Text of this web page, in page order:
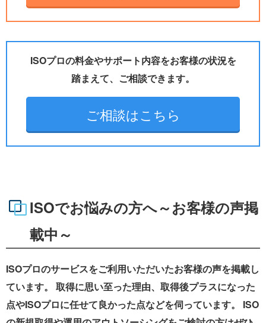
ISOプロの料金やサポート内容をお客様の状況を
踏まえて、ご相談できます。
ご相談はこちら
ISOでお悩みの方へ～お客様の声掲
載中～
ISOプロのサービスをご利用いただいたお客様の声を掲載し
ています。 取得に思い至った理由、取得後プラスになった
点やISOプロに任せて良かった点などを伺っています。 ISO